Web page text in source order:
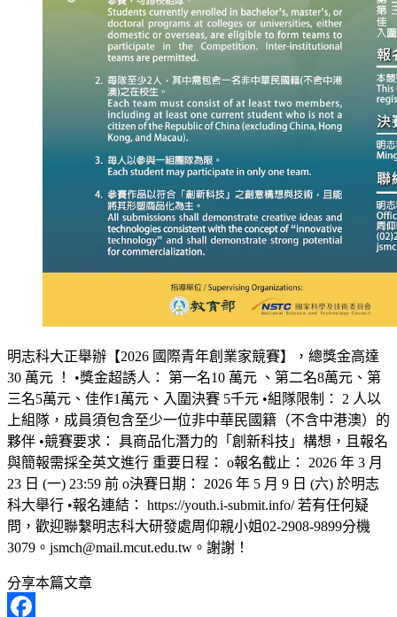
明志科大正舉辦【2026 國際青年創業家競賽】，總獎金高達
30 萬元 ！ •獎金超誘人： 第一名10 萬元 、第二名8萬元、第
三名5萬元、佳作1萬元、入圍決賽 5千元 •組隊限制： 2 人以
上組隊，成員須包含至少一位非中華民國籍（不含中港澳）的
夥伴 •競賽要求： 具商品化潛力的「創新科技」構想，且報名
與簡報需採全英文進行 重要日程： o報名截止： 2026 年 3 月
23 日 (一) 23:59 前 o決賽日期： 2026 年 5 月 9 日 (六) 於明志
科大舉行 •報名連結： https://youth.i-submit.info/ 若有任何疑
問，歡迎聯繫明志科大研發處周仰親小姐02-2908-9899分機
3079。jsmch@mail.mcut.edu.tw。謝謝！
分享本篇文章